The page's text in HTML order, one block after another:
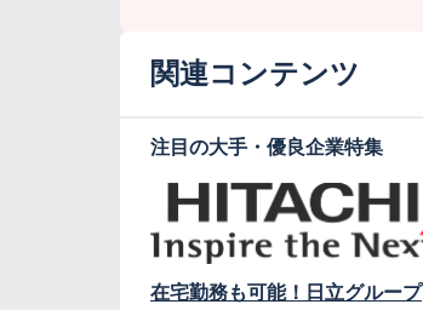
関連コンテンツ
注目の大手・優良企業特集
在宅勤務も可能！日立グループ